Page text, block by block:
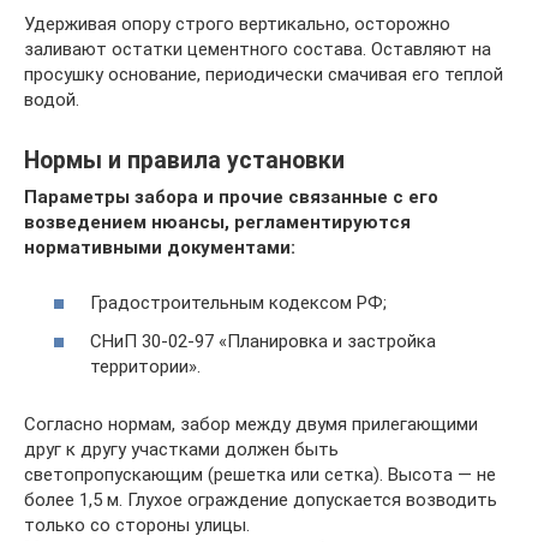
Удерживая опору строго вертикально, осторожно
заливают остатки цементного состава. Оставляют на
просушку основание, периодически смачивая его теплой
водой.
Нормы и правила установки
Параметры забора и прочие связанные с его
возведением нюансы, регламентируются
нормативными документами:
Градостроительным кодексом РФ;
СНиП 30-02-97 «Планировка и застройка
территории».
Согласно нормам, забор между двумя прилегающими
друг к другу участками должен быть
светопропускающим (решетка или сетка). Высота — не
более 1,5 м. Глухое ограждение допускается возводить
только со стороны улицы.